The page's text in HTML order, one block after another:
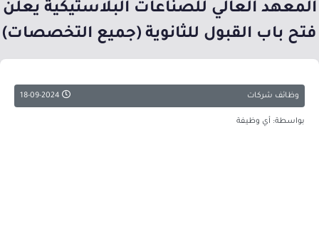
المعهد العالي للصناعات البلاستيكية يعلن
فتح باب القبول للثانوية (جميع التخصصات)
وظائف شركات
بواسطة: أي وظيفة